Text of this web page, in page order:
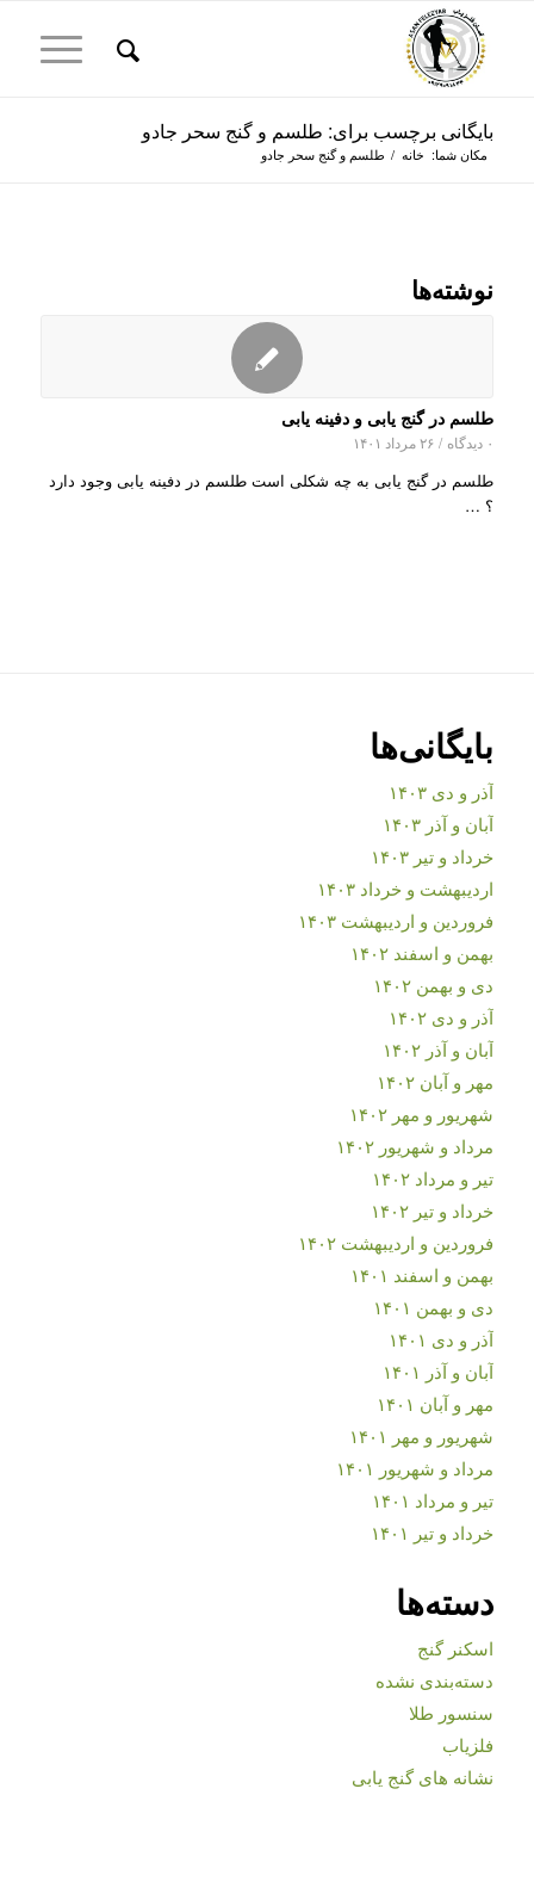
بایگانی برچسب برای: طلسم و گنج سحر جادو
مکان شما: خانه / طلسم و گنج سحر جادو
نوشته‌ها
طلسم در گنج یابی و دفینه یابی
۰ دیدگاه / ۲۶ مرداد ۱۴۰۱
طلسم در گنج یابی به چه شکلی است طلسم در دفینه یابی وجود دارد
؟ …
بایگانی‌ها
آذر و دی ۱۴۰۳
آبان و آذر ۱۴۰۳
خرداد و تیر ۱۴۰۳
اردیبهشت و خرداد ۱۴۰۳
فروردین و اردیبهشت ۱۴۰۳
بهمن و اسفند ۱۴۰۲
دی و بهمن ۱۴۰۲
آذر و دی ۱۴۰۲
آبان و آذر ۱۴۰۲
مهر و آبان ۱۴۰۲
شهریور و مهر ۱۴۰۲
مرداد و شهریور ۱۴۰۲
تیر و مرداد ۱۴۰۲
خرداد و تیر ۱۴۰۲
فروردین و اردیبهشت ۱۴۰۲
بهمن و اسفند ۱۴۰۱
دی و بهمن ۱۴۰۱
آذر و دی ۱۴۰۱
آبان و آذر ۱۴۰۱
مهر و آبان ۱۴۰۱
شهریور و مهر ۱۴۰۱
مرداد و شهریور ۱۴۰۱
تیر و مرداد ۱۴۰۱
خرداد و تیر ۱۴۰۱
دسته‌ها
اسکنر گنج
دسته‌بندی نشده
سنسور طلا
فلزیاب
نشانه های گنج یابی